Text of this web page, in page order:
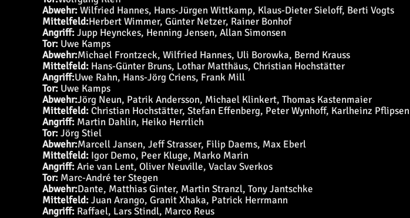
Abwehr:Wilfried Hannes, Hans-Jürgen Wittkamp, Klaus-Dieter Sieloff, Berti Vogts
Mittelfeld:Herbert Wimmer, Günter Netzer, Rainer Bonhof
Angriff:Jupp Heynckes, Henning Jensen, Allan Simonsen
Tor: Uwe Kamps
Abwehr:Michael Frontzeck, Wilfried Hannes, Uli Borowka, Bernd Krauss
Mittelfeld: Hans-Günter Bruns, Lothar Matthäus, Christian Hochstätter
Angriff:Uwe Rahn, Hans-Jörg Criens, Frank Mill
Tor: Uwe Kamps
Abwehr:Jörg Neun, Patrik Andersson, Michael Klinkert, Thomas Kastenmaier
Mittelfeld:Christian Hochstätter, Stefan Effenberg, Peter Wynhoff, Karlheinz Pflipsen
Angriff: Martin Dahlin, Heiko Herrlich
Tor:Jörg Stiel
Abwehr:Marcell Jansen, Jeff Strasser, Filip Daems, Max Eberl
Mittelfeld: Igor Demo, Peer Kluge, Marko Marin
Angriff:Arie van Lent, Oliver Neuville, Vaclav Sverkos
Tor: Marc-André ter Stegen
Abwehr:Dante, Matthias Ginter, Martin Stranzl, Tony Jantschke
Mittelfeld:Juan Arango, Granit Xhaka, Patrick Herrmann
Angriff: Raffael, Lars Stindl, Marco Reus